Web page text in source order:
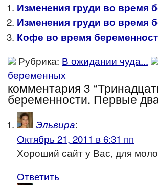
Изменения груди во время
Изменения груди во время
Кофе во время
Рубрика: В ожидании чуда...
беременных
комментария 3
беременности. Первые
Эльвира:
Октябрь 21, 2011 в 6:31 пп
Хороший сайт у Вас, для
Ответить